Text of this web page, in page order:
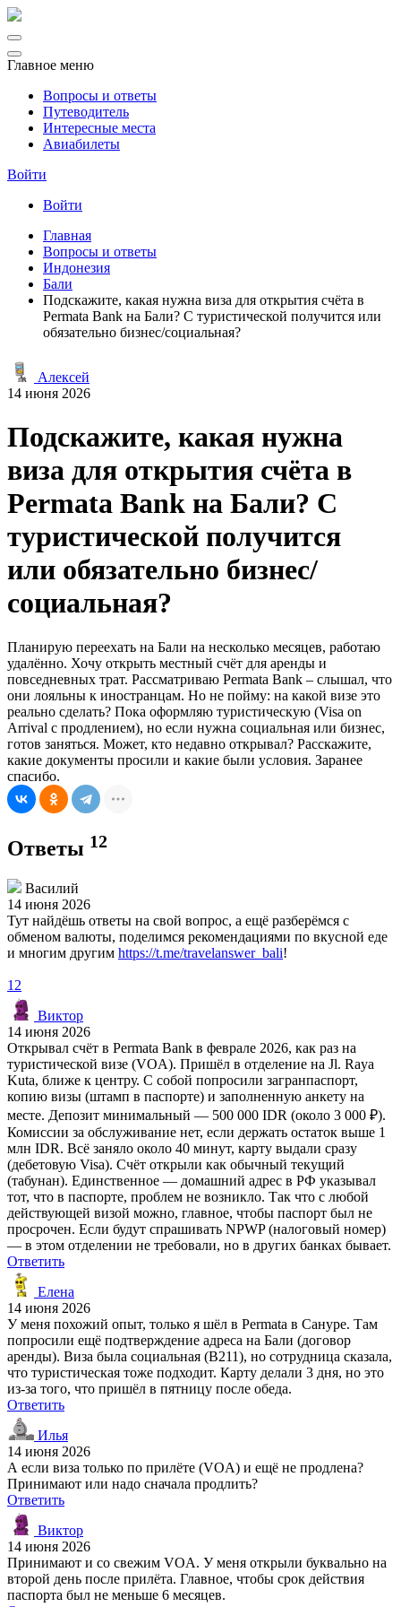
Главное меню
Вопросы и ответы
Путеводитель
Интересные места
Авиабилеты
Войти
Войти
Главная
Вопросы и ответы
Индонезия
Бали
Подскажите, какая нужна виза для открытия счёта в
Permata Bank на Бали? С туристической получится или
обязательно бизнес/социальная?
Алексей
14 июня 2026
Подскажите, какая нужна
виза для открытия счёта в
Permata Bank на Бали? С
туристической получится
или обязательно бизнес/
социальная?
Планирую переехать на Бали на несколько месяцев, работаю
удалённо. Хочу открыть местный счёт для аренды и
повседневных трат. Рассматриваю Permata Bank – слышал, что
они лояльны к иностранцам. Но не пойму: на какой визе это
реально сделать? Пока оформляю туристическую (Visa on
Arrival с продлением), но если нужна социальная или бизнес,
готов заняться. Может, кто недавно открывал? Расскажите,
какие документы просили и какие были условия. Заранее
спасибо.
Ответы 12
Василий
14 июня 2026
Тут найдёшь ответы на свой вопрос, а ещё разберёмся с
обменом валюты, поделимся рекомендациями по вкусной еде
и многим другим https://t.me/travelanswer_bali!
12
Виктор
14 июня 2026
Открывал счёт в Permata Bank в феврале 2026, как раз на
туристической визе (VOA). Пришёл в отделение на Jl. Raya
Kuta, ближе к центру. С собой попросили загранпаспорт,
копию визы (штамп в паспорте) и заполненную анкету на
месте. Депозит минимальный — 500 000 IDR (около 3 000 ₽).
Комиссии за обслуживание нет, если держать остаток выше 1
млн IDR. Всё заняло около 40 минут, карту выдали сразу
(дебетовую Visa). Счёт открыли как обычный текущий
(табунан). Единственное — домашний адрес в РФ указывал
тот, что в паспорте, проблем не возникло. Так что с любой
действующей визой можно, главное, чтобы паспорт был не
просрочен. Если будут спрашивать NPWP (налоговый номер)
— в этом отделении не требовали, но в других банках бывает.
Ответить
Елена
14 июня 2026
У меня похожий опыт, только я шёл в Permata в Сануре. Там
попросили ещё подтверждение адреса на Бали (договор
аренды). Виза была социальная (B211), но сотрудница сказала,
что туристическая тоже подходит. Карту делали 3 дня, но это
из-за того, что пришёл в пятницу после обеда.
Ответить
Илья
14 июня 2026
А если виза только по прилёте (VOA) и ещё не продлена?
Принимают или надо сначала продлить?
Ответить
Виктор
14 июня 2026
Принимают и со свежим VOA. У меня открыли буквально на
второй день после прилёта. Главное, чтобы срок действия
паспорта был не меньше 6 месяцев.